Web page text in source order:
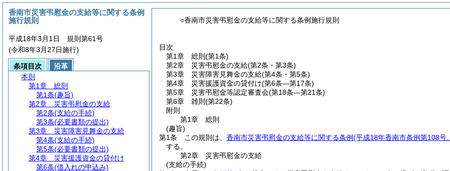
○香南市災害弔慰金の支給等に関する条例施行規則
目次
第1章
総則 (第1条)
第2章
災害弔慰金の支給(第2条・第3条)
第3章
災害障害見舞金の支給(第4条・第5条)
第4章
災害援護資金の貸付け(第6条―第17条)
第5章
災害弔慰金等認定審査会(第18条―第21条)
第6章
雑則 (第22条)
附則
第1章
総則
(趣旨)
第1条
この規則は、 香南市災害弔慰金の支給等に関する条例(平成18年香南市条例第108号
する。
第2章
災害弔慰金の支給
(支給の手続)
香南市災害弔慰金の支給等に関する条例
施行規則
平成18年3月1日 規則第61号
(令和8年3月27日施行)
条項目次
沿革
本則
第1章
総則
第1条(趣旨)
第2章
災害弔慰金の支給
第2条(支給の手続)
第3条(必要書類の提出)
第3章
災害障害見舞金の支給
第4条(支給の手続)
第5条(必要書類の提出)
第4章
災害援護資金の貸付け
第6条(借入れの申込み)